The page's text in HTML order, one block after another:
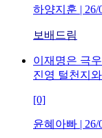
하양지훈 | 26/
보배드림
이재명은 극
진영 털천지
[0]
윤혜아빠 | 26/